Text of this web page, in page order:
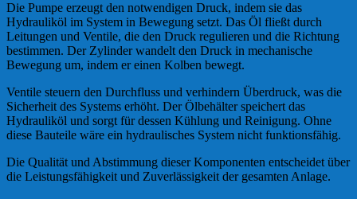
Die Pumpe erzeugt den notwendigen Druck, indem sie das
Hydrauliköl im System in Bewegung setzt. Das Öl fließt durch
Leitungen und Ventile, die den Druck regulieren und die Richtung
bestimmen. Der Zylinder wandelt den Druck in mechanische
Bewegung um, indem er einen Kolben bewegt.
Ventile steuern den Durchfluss und verhindern Überdruck, was die
Sicherheit des Systems erhöht. Der Ölbehälter speichert das
Hydrauliköl und sorgt für dessen Kühlung und Reinigung. Ohne
diese Bauteile wäre ein hydraulisches System nicht funktionsfähig.
Die Qualität und Abstimmung dieser Komponenten entscheidet über
die Leistungsfähigkeit und Zuverlässigkeit der gesamten Anlage.